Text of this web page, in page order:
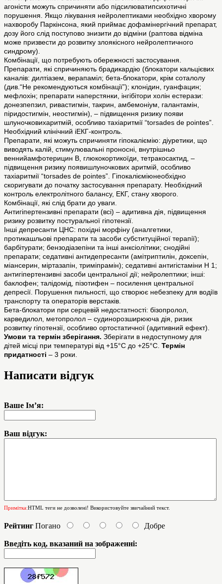
агоністи можуть спричиняти або підсилюватипсихотичні
порушення. Якщо лікування нейролептиками необхідно хворому
нахворобу Паркінсона, який приймає дофамінергічний препарат,
дозу його слід поступово знизити до відміни (раптова відміна
може призвести до розвитку злоякісного нейролептичного
синдрому).
Комбінації, що потребують обережності застосування.
Препарати, які спричиняють брадикардію (блокатори кальцієвих
каналів: дилтіазем, верапаміл; бета-блокатори, крім соталолу
(див.“Не рекомендуються комбінації”); клонідин, гуанфацин;
мефлохін; препарати наперстянки, інгібітори холін естерази:
донезпепзил, ривастигмін, такрин, амбемоніум, галантамін,
піридостигмін, неостигмін), – підвищення ризику появи
шлуночковихаритмій, особливо тахіаритмії “torsades de pointes”.
Необхідний клінічний іЕКГ-контроль.
Препарати, які можуть спричиняти гіпокаліємію: діуретики, що
виводять калій, стимулювальні проносні, внутрішньо
веннийамфотерицин В, глюкокортикоїди, тетракосактид, –
підвищення ризику появишлуночкових аритмій, особливо
тахіаритмії “torsades de pointes”. Гіпокалієміюнеобхідно
скоригувати до початку застосування препарату. Необхідний
контроль електролітного балансу, ЕКГ, стану хворого.
Комбінації, які слід брати до уваги.
Антигіпертензивні препарати (всі) – адитивна дія, підвищення
ризику розвитку постуральної гіпотензії.
Інші депресанти ЦНС: похідні морфіну (аналгетики,
протикашльові препарати та засоби субституційної терапії);
барбітурати; бензодіазепіни та інші анксіолітики; снодійні
препарати; седативні антидепресанти (амітриптилін, доксепін,
міансерин, міртазапін, триміпрамін); седативні антигістаміни Н 1;
антигіпертензивні засоби центральної дії; нейролептики; інші:
баклофен; талідомід, пізотифен – посилення центральної
депресії. Порушення пильності, що створює небезпеку для водіїв
транспорту та операторів верстаків.
Бета-блокатори при серцевій недостатності: бізопролол,
карведилол, метопролол – судинорозширююча дія, ризик
розвитку гіпотензії, особливо ортостатичної (адитивний ефект).
Умови та термін зберігання. Зберігати в недоступному для
дітей місці при температурі від +15°С до +25°С. Термін
придатності – 3 роки.
Написати відгук
Ваше Ім’я:
Ваш відгук:
Примітка:HTML теги не дозволені! Використовуйте звичайний текст.
Рейтинг Погано Добре
Введіть код, вказаний на зображенні: